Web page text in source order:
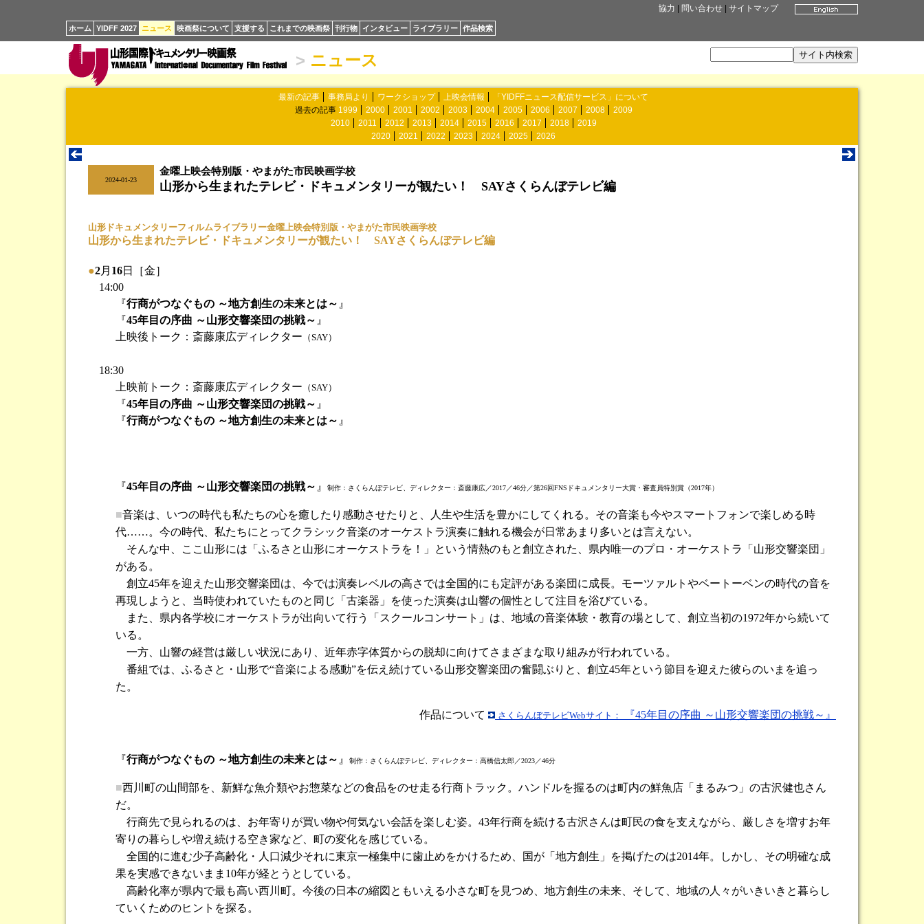
協力 問い合わせ サイトマップ
ホーム YIDFF 2027 ニュース 映画祭について 支援する これまでの映画祭 刊行物 インタビュー ライブラリー 作品検索
> ニュース
最新の記事 事務局より ワークショップ 上映会情報
「YIDFFニュース配信サービス」について
過去の記事 1999 2000 2001 2002 2003 2004 2005 2006 2007 2008
2009
2010
2011 2012 2013 2014 2015 2016 2017 2018
2019
2020
2021 2022 2023 2024 2025 2026
2024-01-23
金曜上映会特別版・やまがた市民映画学校
山形から生まれたテレビ・ドキュメンタリーが観たい！ SAYさくらんぼテレビ編
山形ドキュメンタリーフィルムライブラリー金曜上映会特別版・やまがた市民映画学校
山形から生まれたテレビ・ドキュメンタリーが観たい！ SAYさくらんぼテレビ編
●2月 16日［金］
14:00
『行商がつなぐもの ～地方創生の未来とは～ 』
『45年目の序曲 ～山形交響楽団の挑戦～ 』
上映後トーク：斎藤康広ディレクター （SAY）
18:30
上映前トーク：斎藤康広ディレクター （SAY）
『45年目の序曲 ～山形交響楽団の挑戦～ 』
『行商がつなぐもの ～地方創生の未来とは～ 』
『45年目の序曲 ～山形交響楽団の挑戦～ 』 制作：さくらんぼテレビ、ディレクター：斎藤康広／2017／46分／第26回FNSドキュメンタリー大賞・審査員特別賞（2017年）
■音楽は、いつの時代も私たちの心を癒したり感動させたりと、人生や生活を豊かにしてくれる。その音楽も今やスマートフォンで楽しめる時
代……。今の時代、私たちにとってクラシック音楽のオーケストラ演奏に触れる機会が日常あまり多いとは言えない。
そんな中、ここ山形には「ふるさと山形にオーケストラを！」という情熱のもと創立された、県内唯一のプロ・オーケストラ「山形交響楽団」
がある。
創立45年を迎えた山形交響楽団は、今では演奏レベルの高さでは全国的にも定評がある楽団に成長。モーツァルトやベートーベンの時代の音を
再現しようと、当時使われていたものと同じ「古楽器」を使った演奏は山響の個性として注目を浴びている。
また、県内各学校にオーケストラが出向いて行う「スクールコンサート」は、地域の音楽体験・教育の場として、創立当初の1972年から続いて
いる。
一方、山響の経営は厳しい状況にあり、近年赤字体質からの脱却に向けてさまざまな取り組みが行われている。
番組では、ふるさと・山形で“音楽による感動”を伝え続けている山形交響楽団の奮闘ぶりと、創立45年という節目を迎えた彼らのいまを追っ
た。
作品について さくらんぼテレビWebサイト： 『45年目の序曲 ～山形交響楽団の挑戦～』
『行商がつなぐもの ～地方創生の未来とは～ 』 制作：さくらんぼテレビ、ディレクター：高橋信太郎／2023／46分
■西川町の山間部を、新鮮な魚介類やお惣菜などの食品をのせ走る行商トラック。ハンドルを握るのは町内の鮮魚店「まるみつ」の古沢健也さん
だ。
行商先で見られるのは、お年寄りが買い物や何気ない会話を楽しむ姿。43年行商を続ける古沢さんは町民の食を支えながら、厳しさを増すお年
寄りの暮らしや増え続ける空き家など、町の変化を感じている。
全国的に進む少子高齢化・人口減少それに東京一極集中に歯止めをかけるため、国が「地方創生」を掲げたのは2014年。しかし、その明確な成
果を実感できないまま10年が経とうとしている。
高齢化率が県内で最も高い西川町。今後の日本の縮図ともいえる小さな町を見つめ、地方創生の未来、そして、地域の人々がいきいきと暮らし
ていくためのヒントを探る。